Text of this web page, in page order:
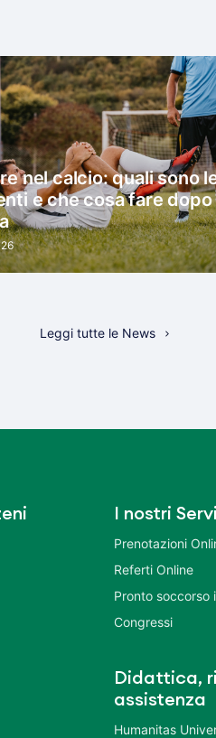
nel calcio: quali sono
e che cosa fare dopo
Leggi tutte le News
I nostri
Prenotazioni
Referti Online
Pronto soccorso
Congressi
Didattica,
assistenza
Humanitas